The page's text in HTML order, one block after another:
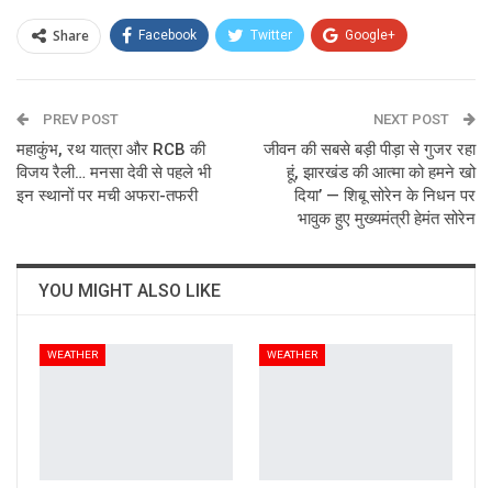
Share Facebook Twitter Google+
Email
PREV POST
महाकुंभ, रथ यात्रा और RCB की
विजय रैली… मनसा देवी से पहले भी
इन स्थानों पर मची अफरा-तफरी
NEXT POST
जीवन की सबसे बड़ी पीड़ा से गुजर रहा
हूं, झारखंड की आत्मा को हमने खो
दिया’ — शिबू सोरेन के निधन पर
भावुक हुए मुख्यमंत्री हेमंत सोरेन
YOU MIGHT ALSO LIKE
WEATHER WEATHER